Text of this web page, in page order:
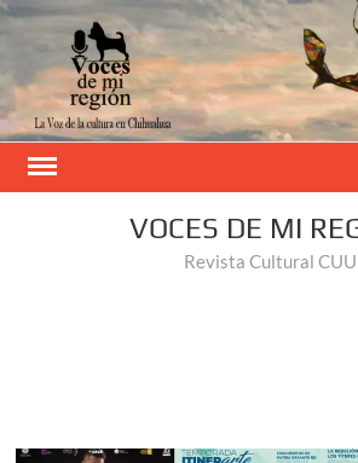
VOCES DE MI
Revista Cultural CUU